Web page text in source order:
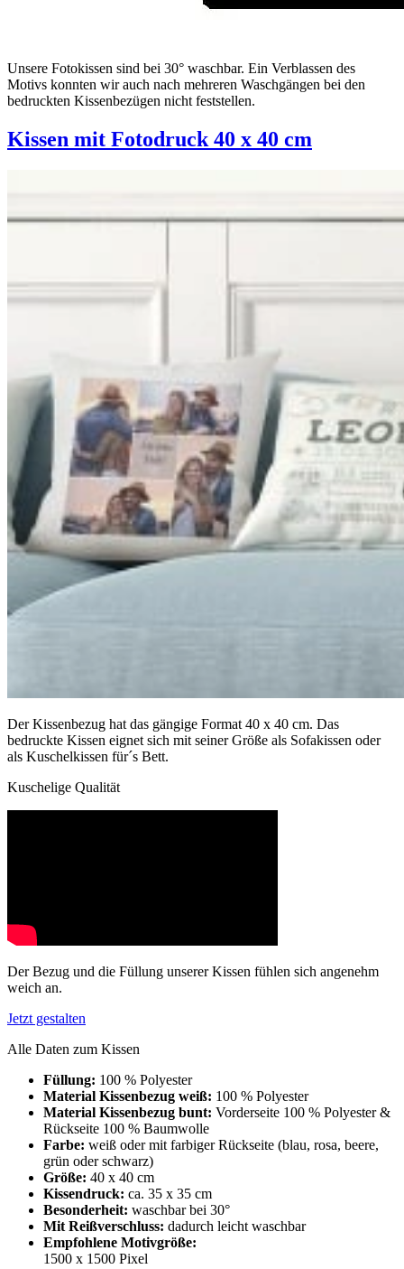
Unsere Fotokissen sind bei 30° waschbar. Ein Verblassen des
Motivs konnten wir auch nach mehreren Waschgängen bei den
bedruckten Kissenbezügen nicht feststellen.
Kissen mit Fotodruck 40 x 40 cm
Der Kissenbezug hat das gängige Format 40 x 40 cm. Das
bedruckte Kissen eignet sich mit seiner Größe als Sofakissen oder
als Kuschelkissen für´s Bett.
Kuschelige Qualität
Der Bezug und die Füllung unserer Kissen fühlen sich angenehm
weich an.
Jetzt gestalten
Alle Daten zum Kissen
Füllung: 100 % Polyester
Material Kissenbezug weiß: 100 % Polyester
Material Kissenbezug bunt: Vorderseite 100 % Polyester &
Rückseite 100 % Baumwolle
Farbe: weiß oder mit farbiger Rückseite (blau, rosa, beere,
grün oder schwarz)
Größe: 40 x 40 cm
Kissendruck: ca. 35 x 35 cm
Besonderheit: waschbar bei 30°
Mit Reißverschluss: dadurch leicht waschbar
Empfohlene Motivgröße:
1500 x 1500 Pixel